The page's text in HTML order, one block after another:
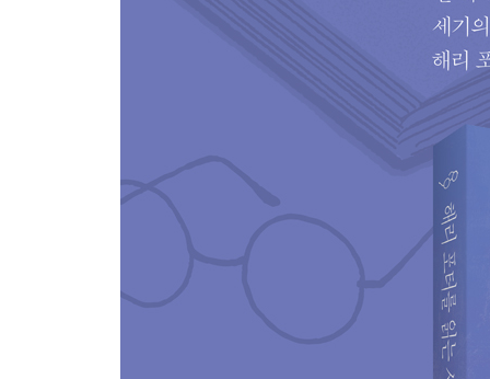
누군가를 좋아하는 일
타인의 의지대로 사는 삶
존중만이 존재를 피어나게 한다
헤르미온이라는 멘토
‘순수’를 의심하다
권력을 묻는다
누구나 기대어 울 어깨가 필요하다
있는 그대로의 나를 보는 일